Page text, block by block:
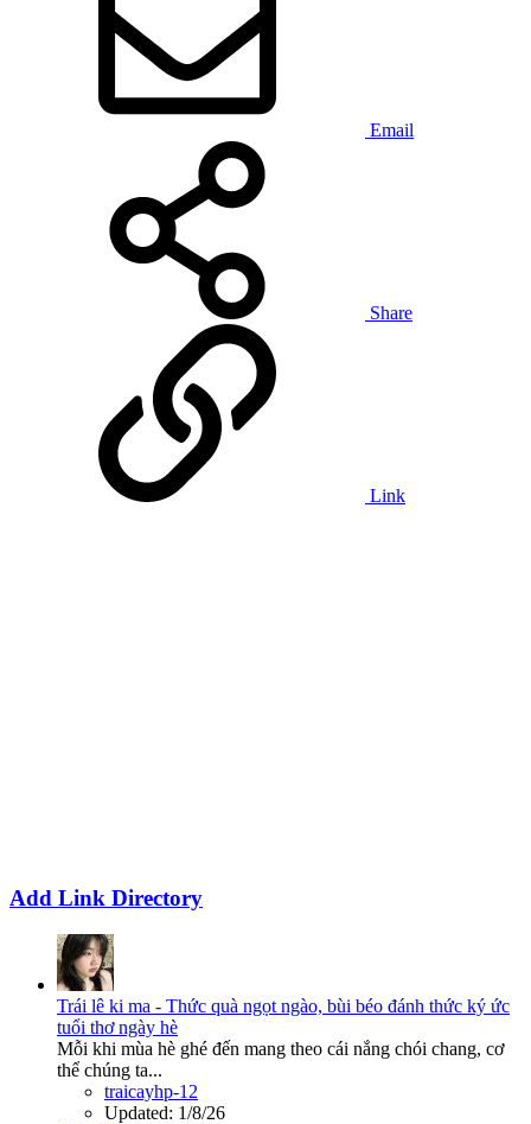
Email
Share
Link
Add Link Directory
Trái lê ki ma - Thức quà ngọt ngào, bùi béo đánh thức ký ức
tuổi thơ ngày hè
Mỗi khi mùa hè ghé đến mang theo cái nắng chói chang, cơ
thể chúng ta...
traicayhp-12
Updated: 1/8/26